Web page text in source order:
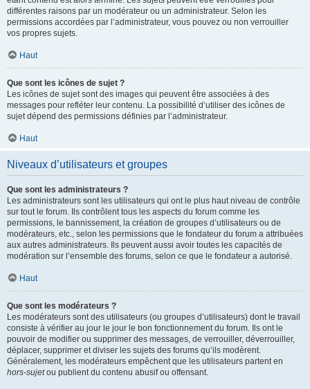
différentes raisons par un modérateur ou un administrateur. Selon les
permissions accordées par l’administrateur, vous pouvez ou non verrouiller
vos propres sujets.
Haut
Que sont les icônes de sujet ?
Les icônes de sujet sont des images qui peuvent être associées à des
messages pour refléter leur contenu. La possibilité d’utiliser des icônes de
sujet dépend des permissions définies par l’administrateur.
Haut
Niveaux d’utilisateurs et groupes
Que sont les administrateurs ?
Les administrateurs sont les utilisateurs qui ont le plus haut niveau de contrôle
sur tout le forum. Ils contrôlent tous les aspects du forum comme les
permissions, le bannissement, la création de groupes d’utilisateurs ou de
modérateurs, etc., selon les permissions que le fondateur du forum a attribuées
aux autres administrateurs. Ils peuvent aussi avoir toutes les capacités de
modération sur l’ensemble des forums, selon ce que le fondateur a autorisé.
Haut
Que sont les modérateurs ?
Les modérateurs sont des utilisateurs (ou groupes d’utilisateurs) dont le travail
consiste à vérifier au jour le jour le bon fonctionnement du forum. Ils ont le
pouvoir de modifier ou supprimer des messages, de verrouiller, déverrouiller,
déplacer, supprimer et diviser les sujets des forums qu’ils modèrent.
Généralement, les modérateurs empêchent que les utilisateurs partent en
hors-sujetou publient du contenu abusif ou offensant.